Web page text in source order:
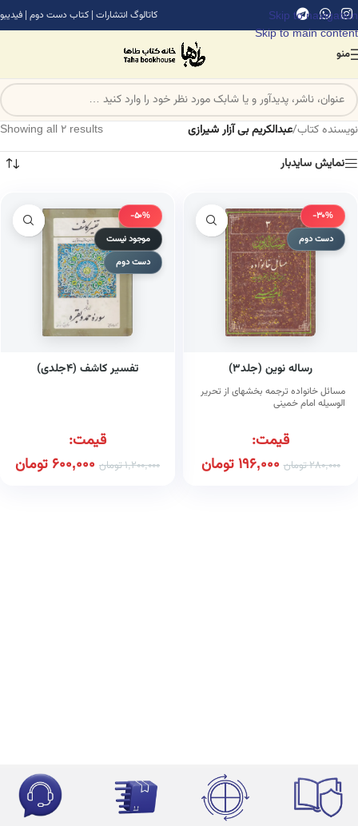
Skip to navigation
Skip to main content
کاتالوگ انتشارات | کتاب دست دوم | فیدیبو
منو
نویسنده کتاب/عبدالکریم بی آزار شیرازی
Showing all 2 results
نمایش سایدبار
-30%
دست دوم
رساله نوین (جلد۳)
مسائل خانواده ترجمه بخشهای از تحریر
الوسیله امام خمینی
قیمت:
280,000تومان 196,000تومان
-50%
موجود نیست
دست دوم
تفسیر کاشف (۴جلدی)
قیمت:
1,200,000تومان 600,000 تومان